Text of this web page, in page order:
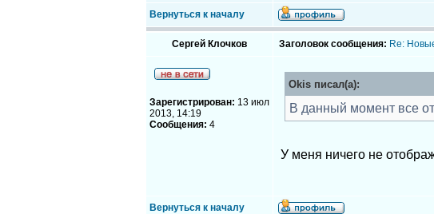
Вернуться к началу
Сергей Клочков Заголовок сообщения: Re:
Зарегистрирован: 13 июл
2013, 14:19
Сообщения: 4
Okis писал(а):
В данный момент все
У меня ничего не
Вернуться к началу